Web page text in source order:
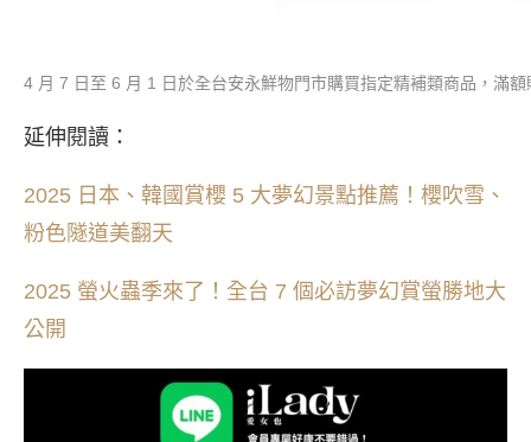
4 月 7 日至 6 月 1 日於全台安永鮮物門市購買指定精補類商品，滿
延伸閱讀：
2025 日本、韓國賞櫻 5 大夢幻景點推薦！櫻吹雪、
粉色隧道美翻天
2025 螢火蟲季來了！全台 7 個必訪夢幻賞螢勝地大
公開